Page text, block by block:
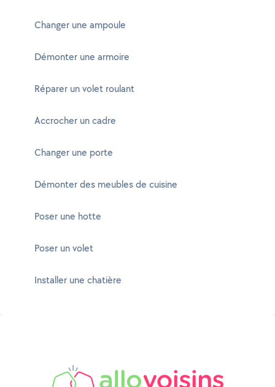
Changer une ampoule
Démonter une armoire
Réparer un volet roulant
Accrocher un cadre
Changer une porte
Démonter des meubles de cuisine
Poser une hotte
Poser un volet
Installer une chatière